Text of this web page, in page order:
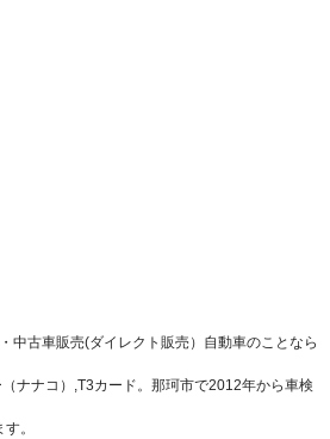
中古車販売(ダイレクト販売）自動車のことなら
ナナコ）,T3カード。那珂市で2012年から車検
。